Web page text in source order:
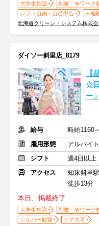
大学生歓迎 副業・Ｗワーク
シフト自由・自己申告
未経
北海道クリーン・システム株式
ダイソー斜里店_8179
【
☆日
ー
給与
時給1160
雇用形態
アルバイ
シフト
週4日以上
アクセス
知床斜里駅
徒歩13分
本日、掲載終了
大学生歓迎 副業・Ｗワーク
シルバー歓迎
ピアス可